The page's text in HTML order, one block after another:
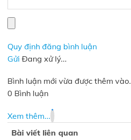
Quy định đăng bình luận
Gửi Đang xử lý...
Bình luận mới vừa được thêm vào.
0 Bình luận
Xem thêm...
Bài viết liên quan